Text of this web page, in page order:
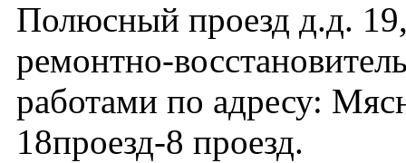
Полюсный проезд д.д.
ремонтно-
работами по адресу:
18проезд-8 проезд.